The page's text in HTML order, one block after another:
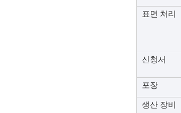
표면 처리
신청서
포장
생산 장비